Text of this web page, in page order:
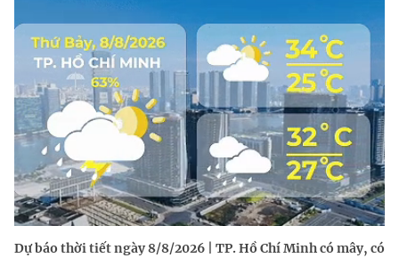
Dự báo thời tiết ngày 8/8/2026 | TP. Hồ Chí Minh có mây, có